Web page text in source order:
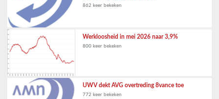
862 keer bekeken
Werkloosheid in mei 2026 naar 3,9%
800 keer bekeken
UWV dekt AVG overtreding 8vance toe
772 keer bekeken